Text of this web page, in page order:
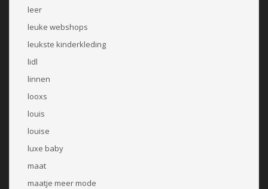
leer
leuke webshops
leukste kinderkleding
lidl
linnen
looxs
louis
louise
luxe baby
maat
maatje meer mode